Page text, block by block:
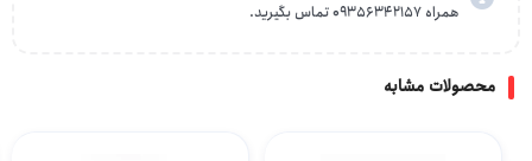
همراه 09356342157 تماس بگیرید.
محصولات مشابه